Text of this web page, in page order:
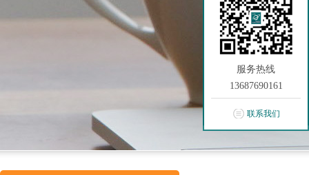
服务热线
13687690161
联系我们